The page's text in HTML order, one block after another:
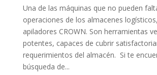
Una de las máquinas que no pueden
operaciones de los almacenes
apiladores CROWN. Son herramientas
potentes, capaces de cubrir
requerimientos del almacén. Si te
búsqueda de...